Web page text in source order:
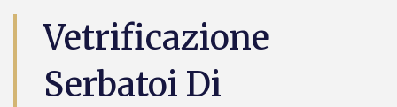
Vetrificazione
Serbatoi Di